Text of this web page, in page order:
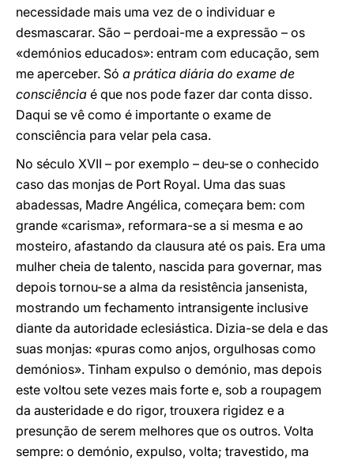
necessidade mais uma vez de o individuar e
desmascarar. São – perdoai-me a expressão – os
«demónios educados»: entram com educação, sem
me aperceber. Só a prática diária do exame de
consciência é que nos pode fazer dar conta disso.
Daqui se vê como é importante o exame de
consciência para velar pela casa.
No século XVII – por exemplo – deu-se o conhecido
caso das monjas de Port Royal. Uma das suas
abadessas, Madre Angélica, começara bem: com
grande «carisma», reformara-se a si mesma e ao
mosteiro, afastando da clausura até os pais. Era uma
mulher cheia de talento, nascida para governar, mas
depois tornou-se a alma da resistência jansenista,
mostrando um fechamento intransigente inclusive
diante da autoridade eclesiástica. Dizia-se dela e das
suas monjas: «puras como anjos, orgulhosas como
demónios». Tinham expulso o demónio, mas depois
este voltou sete vezes mais forte e, sob a roupagem
da austeridade e do rigor, trouxera rigidez e a
presunção de serem melhores que os outros. Volta
sempre: o demónio, expulso, volta; travestido, ma